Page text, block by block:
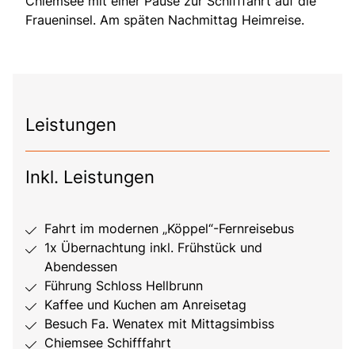
Fraueninsel. Am späten Nachmittag Heimreise.
Leistungen
Inkl. Leistungen
Fahrt im modernen „Köppel“-Fernreisebus
1x Übernachtung inkl. Frühstück und
Abendessen
Führung Schloss Hellbrunn
Kaffee und Kuchen am Anreisetag
Besuch Fa. Wenatex mit Mittagsimbiss
Chiemsee Schifffahrt